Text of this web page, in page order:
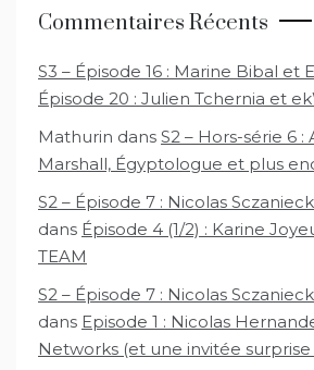
Commentaires Récents
S3 – Épisode 16 : Marine Bibal et
Épisode 20 : Julien Tchernia et
Mathurin dans S2 – Hors-série 6 :
Marshall, Égyptologue et plus
S2 – Épisode 7 : Nicolas
dans Épisode 4 (1/2) : Karine
TEAM
S2 – Épisode 7 : Nicolas
dans Episode 1 : Nicolas
Networks (et une invitée surprise